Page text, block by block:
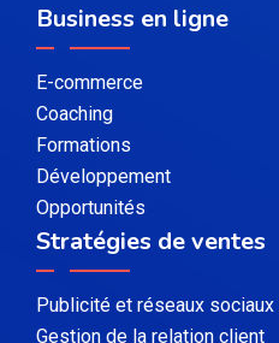
Business en ligne
E-commerce
Coaching
Formations
Développement
Opportunités
Stratégies de ventes
Publicité et réseaux sociaux
Gestion de la relation client